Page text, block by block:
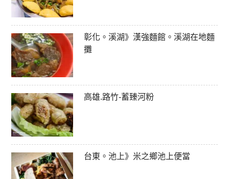
彰化。溪湖》漢強麵館。溪湖在地麵
攤
高雄.路竹-蓄臻河粉
台東。池上》米之鄉池上便當